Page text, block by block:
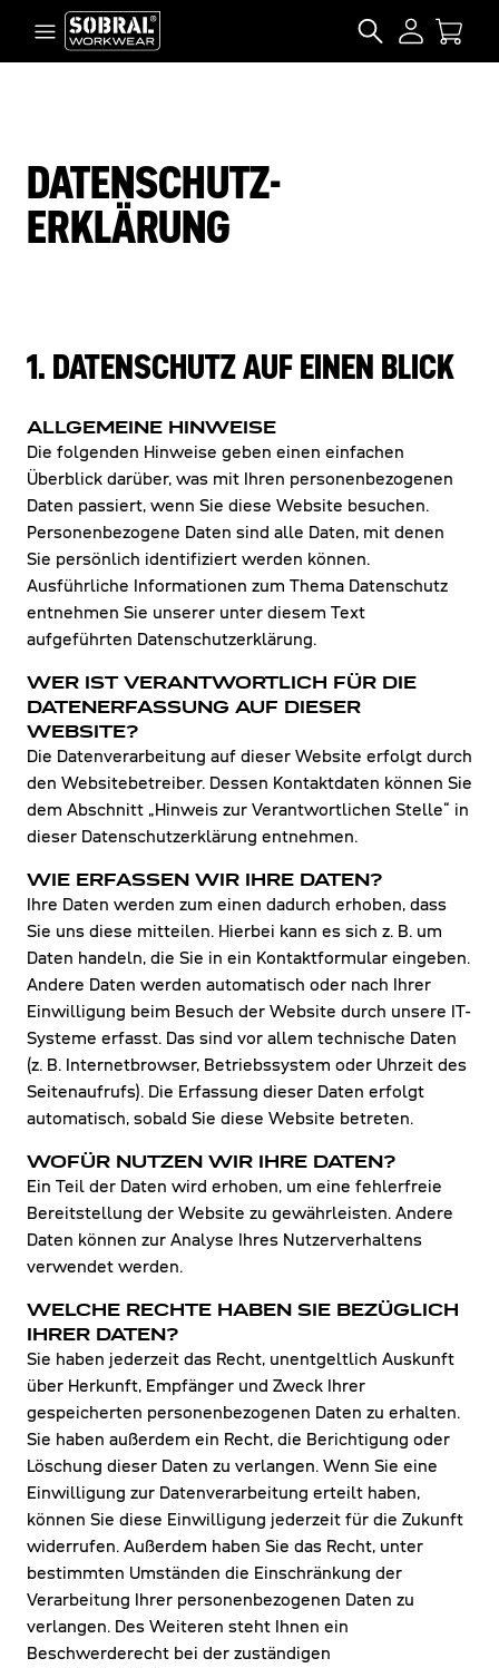
Zum Inhalt springen
SEARCH
DATENSCHUTZ­
ERKLÄRUNG
1. DATENSCHUTZ AUF EINEN BLICK
ALLGEMEINE HINWEISE
Die folgenden Hinweise geben einen einfachen
Überblick darüber, was mit Ihren personenbezogenen
Daten passiert, wenn Sie diese Website besuchen.
Personenbezogene Daten sind alle Daten, mit denen
Sie persönlich identifiziert werden können.
Ausführliche Informationen zum Thema Datenschutz
entnehmen Sie unserer unter diesem Text
aufgeführten Datenschutzerklärung.
WER IST VERANTWORTLICH FÜR DIE
DATENERFASSUNG AUF DIESER
WEBSITE?
Die Datenverarbeitung auf dieser Website erfolgt durch
den Websitebetreiber. Dessen Kontaktdaten können Sie
dem Abschnitt „Hinweis zur Verantwortlichen Stelle“ in
dieser Datenschutzerklärung entnehmen.
WIE ERFASSEN WIR IHRE DATEN?
Ihre Daten werden zum einen dadurch erhoben, dass
Sie uns diese mitteilen. Hierbei kann es sich z. B. um
Daten handeln, die Sie in ein Kontaktformular eingeben.
Andere Daten werden automatisch oder nach Ihrer
Einwilligung beim Besuch der Website durch unsere IT-
Systeme erfasst. Das sind vor allem technische Daten
(z. B. Internetbrowser, Betriebssystem oder Uhrzeit des
Seitenaufrufs). Die Erfassung dieser Daten erfolgt
automatisch, sobald Sie diese Website betreten.
WOFÜR NUTZEN WIR IHRE DATEN?
Ein Teil der Daten wird erhoben, um eine fehlerfreie
Bereitstellung der Website zu gewährleisten. Andere
Daten können zur Analyse Ihres Nutzerverhaltens
verwendet werden.
WELCHE RECHTE HABEN SIE BEZÜGLICH
IHRER DATEN?
Sie haben jederzeit das Recht, unentgeltlich Auskunft
über Herkunft, Empfänger und Zweck Ihrer
gespeicherten personenbezogenen Daten zu erhalten.
Sie haben außerdem ein Recht, die Berichtigung oder
Löschung dieser Daten zu verlangen. Wenn Sie eine
Einwilligung zur Datenverarbeitung erteilt haben,
können Sie diese Einwilligung jederzeit für die Zukunft
widerrufen. Außerdem haben Sie das Recht, unter
bestimmten Umständen die Einschränkung der
Verarbeitung Ihrer personenbezogenen Daten zu
verlangen. Des Weiteren steht Ihnen ein
Beschwerderecht bei der zuständigen